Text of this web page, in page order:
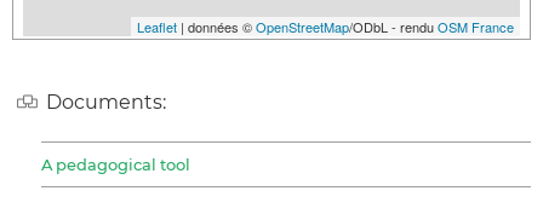
Leaflet | données ©OpenStreetMap/ODbL - renduOSM France
Documents:
A pedagogical tool